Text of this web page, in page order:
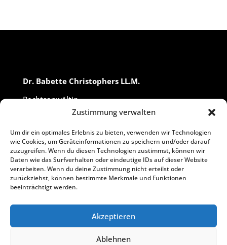
Zustimmung verwalten
Um dir ein optimales Erlebnis zu bieten, verwenden wir Technologien
wie Cookies, um Geräteinformationen zu speichern und/oder darauf
zuzugreifen. Wenn du diesen Technologien zustimmst, können wir
Daten wie das Surfverhalten oder eindeutige IDs auf dieser Website
verarbeiten. Wenn du deine Zustimmung nicht erteilst oder
zurückziehst, können bestimmte Merkmale und Funktionen
beeinträchtigt werden.
Akzeptieren
Ablehnen
Dr. Babette Christophers LL.M.
Rechtsanwältin
Fachanwältin für Medizinrecht
Wirtschaftsmediatorin
Salzstraße 59
48143 Münster
T0251.91587830
E christophers@aesculaw.de